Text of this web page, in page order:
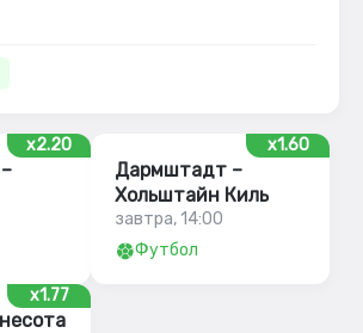
x2.20 x1.60
Дармштадт –
Хольштайн Киль
завтра, 14:00
Футбол
x1.77